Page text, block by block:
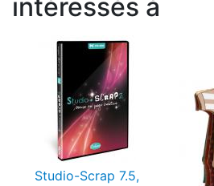
intéressés à
Studio-Scrap 7.5,